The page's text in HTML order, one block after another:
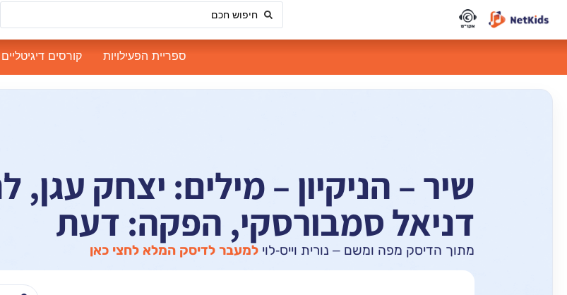
ספריית הפעילויות קורסים דיגיטליים
שיר – הניקיון – מילים: יצחק עגן,
דניאל סמבורסקי, הפקה: דעת
מתוך הדיסק מפה ומשם – נורית וייס-לוי למעבר לדיסק המלא לחצי כאן